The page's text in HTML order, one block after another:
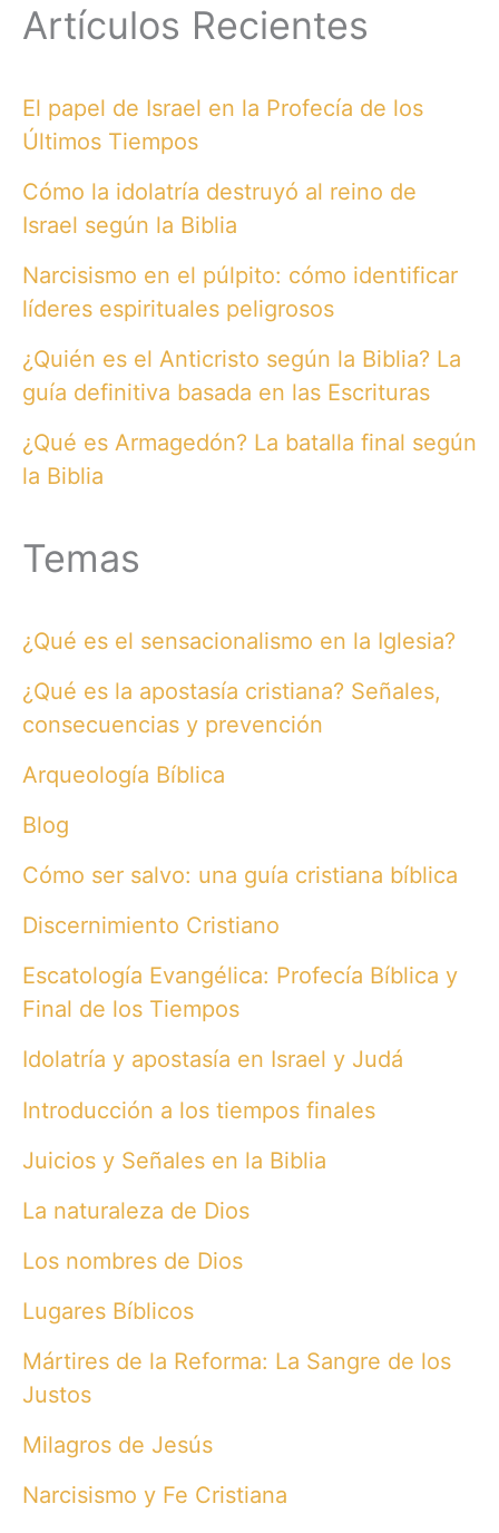
Artículos Recientes
El papel de Israel en la Profecía de los
Últimos Tiempos
Cómo la idolatría destruyó al reino de
Israel según la Biblia
Narcisismo en el púlpito: cómo identificar
líderes espirituales peligrosos
¿Quién es el Anticristo según la Biblia? La
guía definitiva basada en las Escrituras
¿Qué es Armagedón? La batalla final según
la Biblia
Temas
¿Qué es el sensacionalismo en la Iglesia?
¿Qué es la apostasía cristiana? Señales,
consecuencias y prevención
Arqueología Bíblica
Blog
Cómo ser salvo: una guía cristiana bíblica
Discernimiento Cristiano
Escatología Evangélica: Profecía Bíblica y
Final de los Tiempos
Idolatría y apostasía en Israel y Judá
Introducción a los tiempos finales
Juicios y Señales en la Biblia
La naturaleza de Dios
Los nombres de Dios
Lugares Bíblicos
Mártires de la Reforma: La Sangre de los
Justos
Milagros de Jesús
Narcisismo y Fe Cristiana